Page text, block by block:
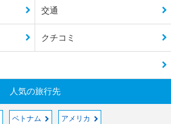
交通
クチコミ
人気の旅行先
ベトナム アメリカ